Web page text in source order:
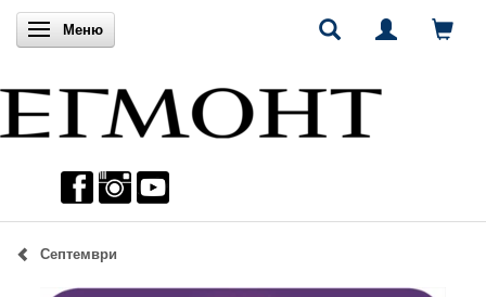
Включи навигацията
Меню
Септември